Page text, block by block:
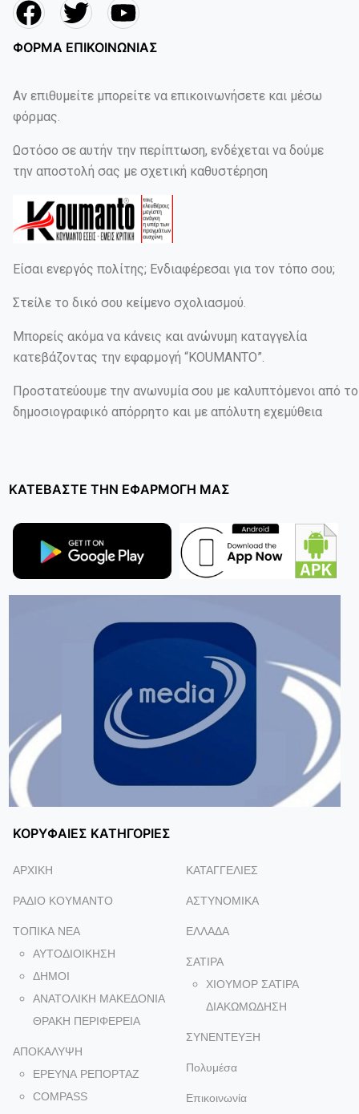
ΦΟΡΜΑ ΕΠΙΚΟΙΝΩΝΙΑΣ
Αν επιθυμείτε μπορείτε να επικοινωνήσετε και μέσω
φόρμας.
Ωστόσο σε αυτήν την περίπτωση, ενδέχεται να δούμε
την αποστολή σας με σχετική καθυστέρηση
Είσαι ενεργός πολίτης; Ενδιαφέρεσαι για τον τόπο σου;
Στείλε το δικό σου κείμενο σχολιασμού.
Μπορείς ακόμα να κάνεις και ανώνυμη καταγγελία
κατεβάζοντας την εφαρμογή “KOUMANTO”.
Προστατεύουμε την ανωνυμία σου με καλυπτόμενοι από το
δημοσιογραφικό απόρρητο και με απόλυτη εχεμύθεια
ΚΑΤΕΒΑΣΤΕ ΤΗΝ ΕΦΑΡΜΟΓΗ ΜΑΣ
ΚΟΡΥΦΑΙΕΣ ΚΑΤΗΓΟΡΙΕΣ
ΑΡΧΙΚΗ
ΡΑΔΙΟ ΚΟΥΜΑΝΤΟ
ΤΟΠΙΚΑ NEA
ΑΥΤΟΔΙΟΙΚΗΣΗ
ΔΗΜΟΙ
ΑΝΑΤΟΛΙΚΗ ΜΑΚΕΔΟΝΙΑ
ΘΡΑΚΗ ΠΕΡΙΦΕΡΕΙΑ
ΑΠΟΚΑΛΥΨΗ
ΕΡΕΥΝΑ ΡΕΠΟΡΤΑΖ
COMPASS
ΚΑΤΑΓΓΕΛΙΕΣ
ΑΣΤΥΝΟΜΙΚΑ
ΕΛΛΑΔΑ
ΣΑΤΙΡΑ
ΧΙΟΥΜΟΡ ΣΑΤΙΡΑ
ΔΙΑΚΩΜΩΔΗΣΗ
ΣΥΝΕΝΤΕΥΞΗ
Πολυμέσα
Επικοινωνία